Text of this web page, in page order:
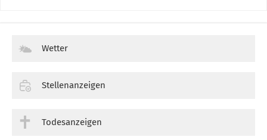
Wetter
Stellenanzeigen
Todesanzeigen